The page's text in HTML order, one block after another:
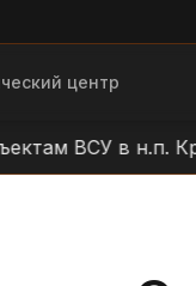
центр
ВСУ в н.п.